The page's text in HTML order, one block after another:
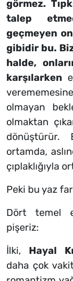
görmez.
talep
geçmeyen
gibidir bu.
halde,
karşılarken
olmayan
olmaktan
dönüştürür.
ortamda,
çıplaklığıyla
Peki bu yaz
Dört temel
pişeriz:
İlki, Hayal
daha çok